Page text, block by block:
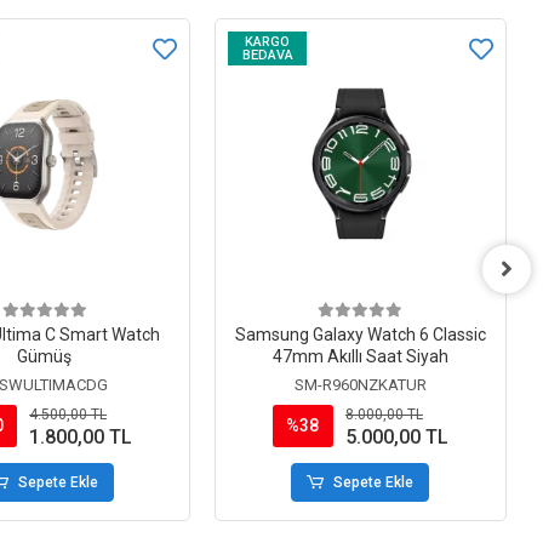
C Smart Watch
Gümüş
4.500,00 TL
1.800,00 TL
Sepete Ekle
KARGO
BEDAVA
Samsung Galaxy Watch 6 Classic
47mm Akıllı Saat Siyah
SM-R960NZKATUR
%38
8.000,00 TL
5.000,00 TL
Sepete Ekle